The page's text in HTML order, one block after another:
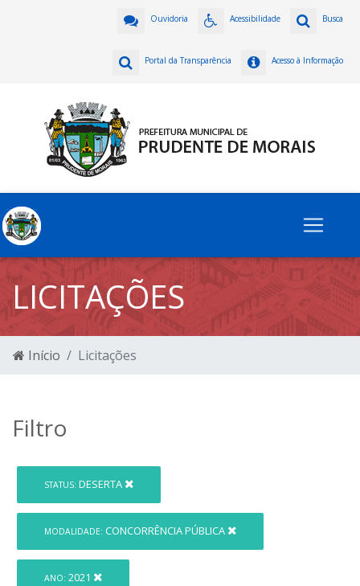
Busca
Acessibilidade
Ouvidoria
Acesso à Informação
Portal da Transparência
LICITAÇÕES
Início Licitações
Filtro
STATUS: DESERTA
MODALIDADE: CONCORRÊNCIA PÚBLICA
ANO: 2021